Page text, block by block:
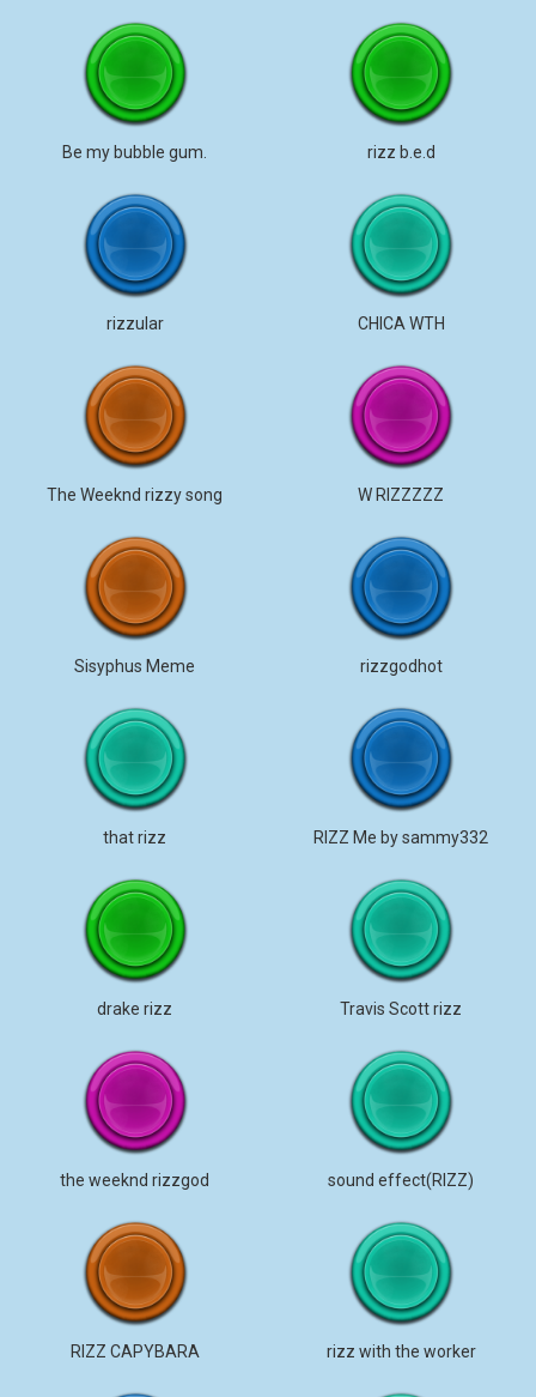
Be my bubble gum. rizz b.e.d
rizzular CHICA WTH
The Weeknd rizzy song W RIZZZZZ
Sisyphus Meme rizzgodhot
that rizz RIZZ Me by sammy332
drake rizz Travis Scott rizz
the weeknd rizzgod sound effect(RIZZ)
RIZZ CAPYBARA rizz with the worker